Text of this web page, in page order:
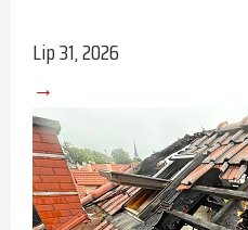
Lip 31, 2026
→